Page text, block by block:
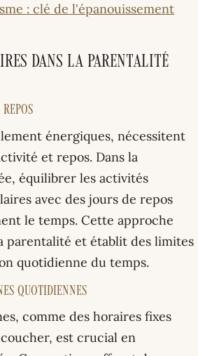
: clé de l'épanouissement
dans la Parentalité
énergiques, nécessitent
et repos. Dans la
équilibrer les activités
avec des jours de repos
le temps. Cette approche
parentalité et établit des limites
quotidienne du temps.
Quotidiennes
comme des horaires fixes
est crucial en